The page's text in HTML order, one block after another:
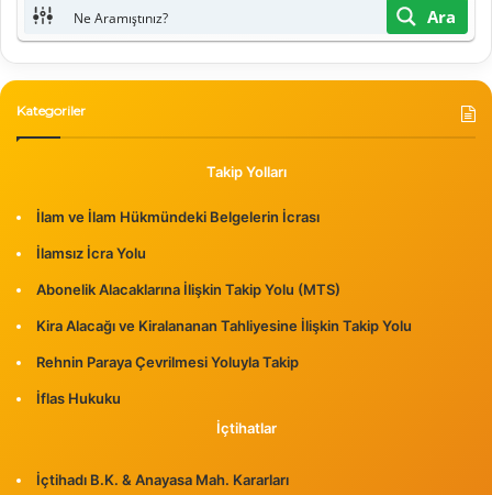
Ara
Kategoriler
Takip Yolları
İlam ve İlam Hükmündeki Belgelerin İcrası
İlamsız İcra Yolu
Abonelik Alacaklarına İlişkin Takip Yolu (MTS)
Kira Alacağı ve Kiralananan Tahliyesine İlişkin Takip Yolu
Rehnin Paraya Çevrilmesi Yoluyla Takip
İflas Hukuku
İçtihatlar
İçtihadı B.K. & Anayasa Mah. Kararları